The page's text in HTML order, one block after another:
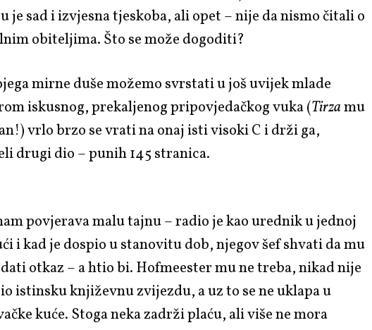
je sad i izvjesna tjeskoba, ali opet – nije da nismo čitali o
obiteljima. Što se može dogoditi?
mirne duše možemo svrstati u još uvijek mlade
iskusnog, prekaljenog pripovjedačkog vuka (Tirzamu
vrlo brzo se vrati na onaj isti visoki C i drži ga,
drugi dio – punih 145 stranica.
povjerava malu tajnu – radio je kao urednik u jednoj
i kad je dospio u stanovitu dob, njegov šef shvati da mu
otkaz – a htio bi. Hofmeester mu ne treba, nikad nije
istinsku književnu zvijezdu, a uz to se ne uklapa u
kuće. Stoga neka zadrži plaću, ali više ne mora